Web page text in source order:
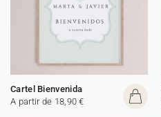
Cartel Bienvenida
A partir de 18,90 €